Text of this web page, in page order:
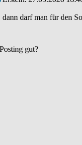
darf man für den
gut?